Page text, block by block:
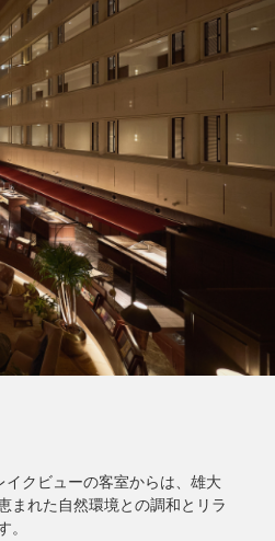
イクビューの客室からは、雄大
まれた自然環境との調和とリラ
。